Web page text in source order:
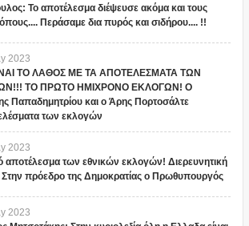
Το αποτέλεσμα διέψευσε ακόμα και τους
Περάσαμε δια πυρός και σιδήρου.... !!
2023
ΤΟ ΛΑΘΟΣ ΜΕ ΤΑ ΑΠΟΤΕΛΕΣΜΑΤΑ ΤΩΝ
ΤΟ ΠΡΩΤΟ ΗΜΙΧΡΟΝΟ ΕΚΛΟΓΩΝ! Ο
Παπαδημητρίου και ο Άρης Πορτοσάλτε
των εκλογών
2023
αποτέλεσμα των εθνικών εκλογών! Διερευνητική
Στην πρόεδρο της Δημοκρατίας ο Πρωθυπουργός
2023